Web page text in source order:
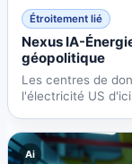
Étroitement lié
Nexus IA-
géopolitique
Les centres de
l'électricité US
Ai